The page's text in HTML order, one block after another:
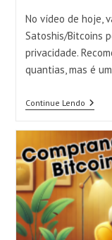
post:
No vídeo de hoje,
Satoshis/Bitcoins
privacidade.
quantias, mas é
Continue Lendo
3